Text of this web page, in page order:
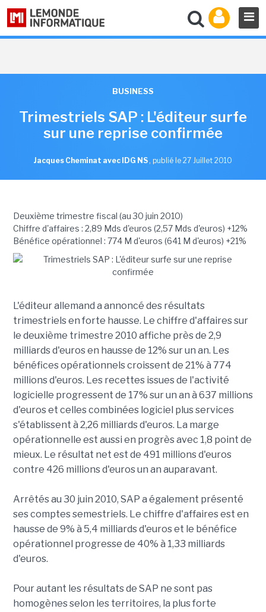
BUSINESS
Trimestriels SAP : L'éditeur surfe
sur une reprise confirmée
Jacques Cheminat avec IDG NS , publié le 27 Juillet 2010
Deuxième trimestre fiscal (au 30 juin 2010)
Chiffre d'affaires : 2,89 Mds d'euros (2,57 Mds d'euros) +12%
Bénéfice opérationnel : 774 M d'euros (641 M d'euros) +21%
L'éditeur allemand a annoncé des résultats
trimestriels en forte hausse. Le chiffre d'affaires sur
le deuxième trimestre 2010 affiche près de 2,9
milliards d'euros en hausse de 12% sur un an. Les
bénéfices opérationnels croissent de 21% à 774
millions d'euros. Les recettes issues de l'activité
logicielle progressent de 17% sur un an à 637 millions
d'euros et celles combinées logiciel plus services
s'établissent à 2,26 milliards d'euros. La marge
opérationnelle est aussi en progrès avec 1,8 point de
mieux. Le résultat net est de 491 millions d'euros
contre 426 millions d'euros un an auparavant.
Arrêtés au 30 juin 2010, SAP a également présenté
ses comptes semestriels. Le chiffre d'affaires est en
hausse de 9% à 5,4 milliards d'euros et le bénéfice
opérationnel progresse de 40% à 1,33 milliards
d'euros.
Pour autant les résultats de SAP ne sont pas
homogènes selon les territoires, la plus forte